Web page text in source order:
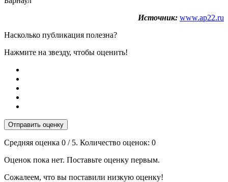
Источник: www.ap22.ru
Насколько публикация полезна?
Нажмите на звезду, чтобы оценить!
Отправить оценку
Средняя оценка 0 / 5. Количество оценок: 0
Оценок пока нет. Поставьте оценку первым.
Сожалеем, что вы поставили низкую оценку!